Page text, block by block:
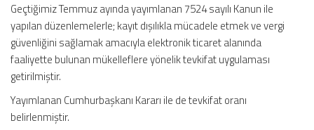
Geçtiğimiz Temmuz ayında yayımlanan 7524 sayılı Kanun ile
yapılan düzenlemelerle; kayıt dışılıkla mücadele etmek ve vergi
güvenliğini sağlamak amacıyla elektronik ticaret alanında
faaliyette bulunan mükelleflere yönelik tevkifat uygulaması
getirilmiştir.
Yayımlanan Cumhurbaşkanı Kararı ile de tevkifat oranı
belirlenmiştir.